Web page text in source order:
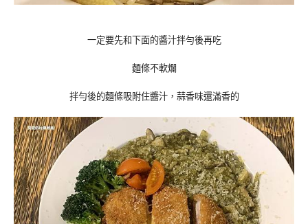
一定要先和下面的醬汁拌勻後再吃
麵條不軟爛
拌勻後的麵條吸附住醬汁，蒜香味還滿香的